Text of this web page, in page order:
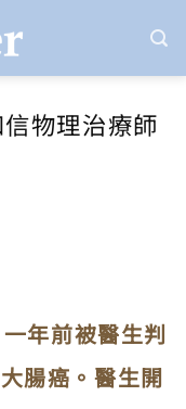
物理治療師
年前被醫生判
腸癌。醫生開